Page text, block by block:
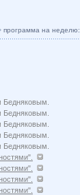
программа на неделю:
Бедняковым.
Бедняковым.
Бедняковым.
Бедняковым.
Бедняковым.